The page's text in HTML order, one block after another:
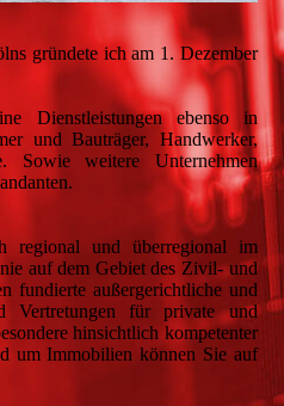
gründete ich am 1. Dezember
Dienstleistungen ebenso in
und Bauträger, Handwerker,
Sowie weitere Unternehmen
und überregional im
auf dem Gebiet des Zivil- und
fundierte außergerichtliche und
Vertretungen für private und
hinsichtlich kompetenter
um Immobilien können Sie auf